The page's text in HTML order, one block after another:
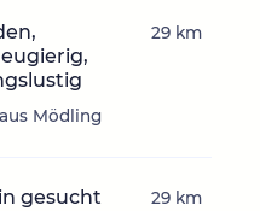
Mödling
29 km
gesucht 29 km